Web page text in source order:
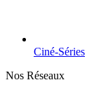
Ciné-Séries
Nos Réseaux